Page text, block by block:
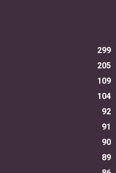
299
205
109
104
92
91
90
89